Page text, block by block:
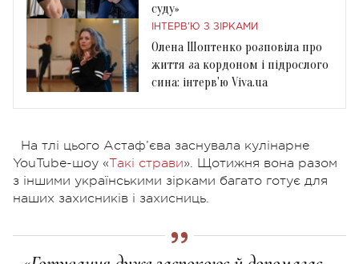
суду»
ІНТЕРВ'Ю З ЗІРКАМИ
Олена Шоптенко розповіла про
життя за кордоном і підрослого
сина: інтерв'ю Viva.ua
На тлі цього Астаф’єва заснувала кулінарне
YouTube-шоу «Такі страви». Щотижня вона разом
з іншими українськими зірками багато готує для
наших захисників і захисниць.